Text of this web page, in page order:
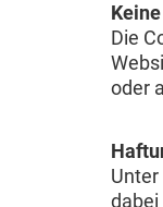
Die
oder
dabei